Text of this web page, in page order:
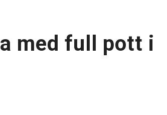
med full pott i